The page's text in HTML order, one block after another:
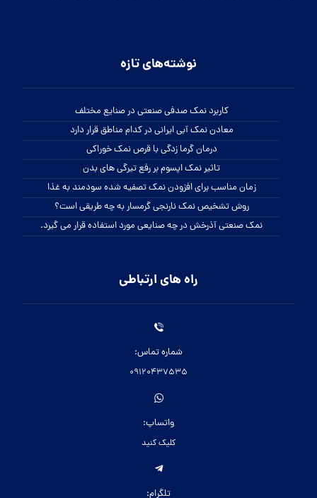
نوشته‌های تازه
کاربرد نمک صدفی صنعتی در صنایع مختلف
معادن نمک آبی ایرانی در کدام مناطق قرار دارد
درمان گرما زدگی با قرص نمک خوراکی
تاثیر نمک اپسوم بر رفع تیرگی های بدن
زمان مناسب برای افزودن نمک تصفیه شده سودمند به غذا
روش تشخیص نمک نارنجی گرمسار به چه طریقی است؟
نمک صنعتی آذرخش در چه صنایعی مورد استفاده قرار می گیرد.
راه های ارتباطی
شماره تماس:
09120437535
واتساپ:
کلیک کنید
تلگرام: